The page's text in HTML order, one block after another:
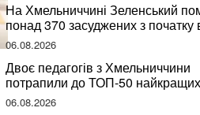
На Хмельниччині Зеленський
понад 370 засуджених з початку
06.08.2026
Двоє педагогів з Хмельниччини
потрапили до ТОП-50 найкращих
учителів України
06.08.2026